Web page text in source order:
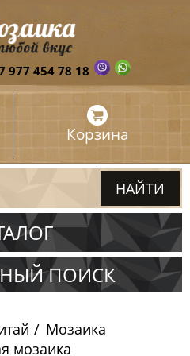
977 454 78 18
Корзина
ПОИСК
Мозаика
мозаика